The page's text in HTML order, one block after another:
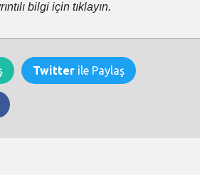
bilgi için tıklayın.
Twitter ile Paylaş